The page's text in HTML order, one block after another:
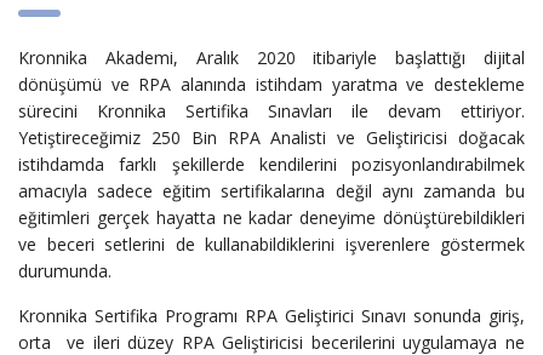
Kronnika Akademi, Aralık 2020 itibariyle başlattığı dijital
dönüşümü ve RPA alanında istihdam yaratma ve destekleme
sürecini Kronnika Sertifika Sınavları ile devam ettiriyor.
Yetiştireceğimiz 250 Bin RPA Analisti ve Geliştiricisi doğacak
istihdamda farklı şekillerde kendilerini pozisyonlandırabilmek
amacıyla sadece eğitim sertifikalarına değil aynı zamanda bu
eğitimleri gerçek hayatta ne kadar deneyime dönüştürebildikleri
ve beceri setlerini de kullanabildiklerini işverenlere göstermek
durumunda.
Kronnika Sertifika Programı RPA Geliştirici Sınavı sonunda giriş,
orta ve ileri düzey RPA Geliştiricisi becerilerini uygulamaya ne